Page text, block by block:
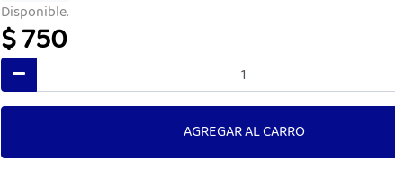
Disponible.
$ 750
AGREGAR AL CARRO